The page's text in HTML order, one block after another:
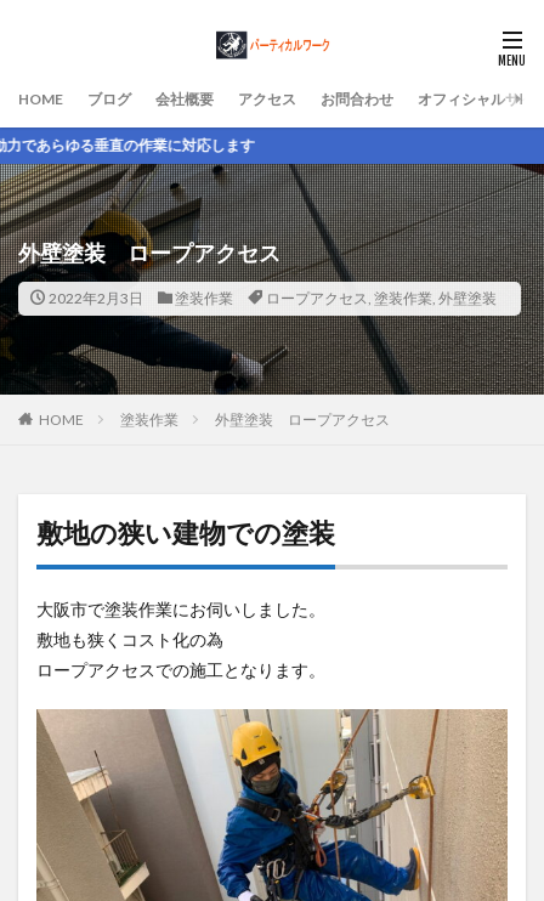
HOME ブログ 会社概要 アクセス お問合わせ オフィシャルサイ
に対応します
外壁塗装 ロープアクセス
2022年2月3日 塗装作業 ロープアクセス, 塗装作業, 外壁塗装
HOME 塗装作業 外壁塗装 ロープアクセス
敷地の狭い建物での塗装
大阪市で塗装作業にお伺いしました。
敷地も狭くコスト化の為
ロープアクセスでの施工となります。